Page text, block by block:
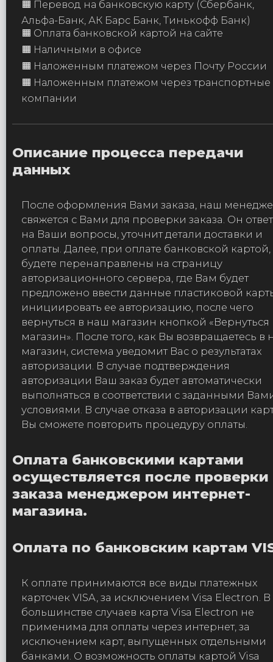
🟧 Перевод на банковскую карту (Сбербанк,
Альфа-Банк, АК Барс Банк, Тинькофф Банк)
🟧 Оплата банковской картой на сайте
🟧 Наличными в офисе
🟧 Наложенным платежом через Почту России
🟧 Наложенным платежом через транспортные
компании
Описание процесса передачи
данных
После оформления Вами заказа, наш
свяжется с Вами для проверки заказа. Он
на Ваши вопросы, уточнит детали доставки и
оплаты. Далее, при оплате банковской
будете перенаправлены на страницу
авторизационного сервера, где Вам будет
предложено ввести данные пластиковой
инициировать ее авторизацию, после чего
вернуться в наш магазин кнопкой «Вернуться
магазин». После того, как Вы возвращаетесь в
магазин, система уведомит Вас о результатах
авторизации. В случае подтверждения
авторизации Ваш заказ будет автоматически
выполняться в соответствии с заданными
условиями. В случае отказа в авторизации
Вы сможете повторить процедуру оплаты.
Оплата банковскими картами
осуществляется после проверки
заказа менеджером интернет-
магазина.
Оплата по банковским картам
К оплате принимаются все виды платежных
карточек VISA, за исключением Visa Electron. В
большинстве случаев карта Visa Electron не
применима для оплаты через интернет, за
исключением карт, выпущенных отдельными
банками. О возможность оплаты картой Visa